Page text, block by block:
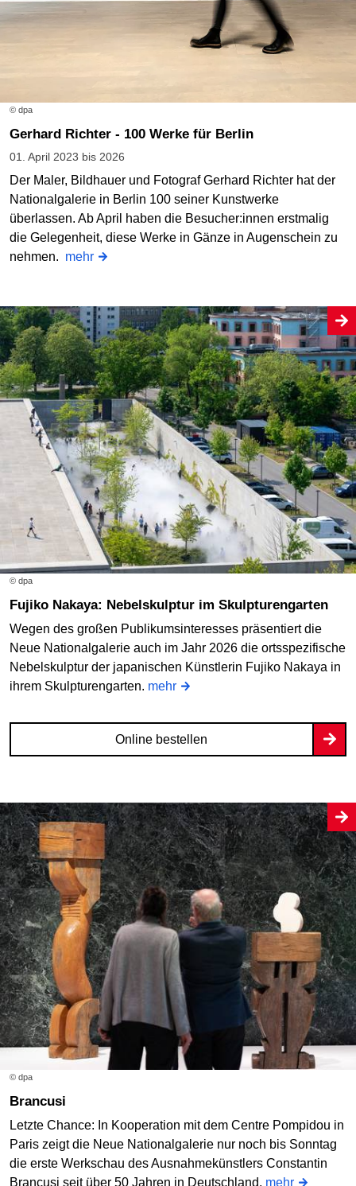
© dpa
Gerhard Richter - 100 Werke für Berlin
01. April 2023 bis 2026
Der Maler, Bildhauer und Fotograf Gerhard Richter hat der
Nationalgalerie in Berlin 100 seiner Kunstwerke
überlassen. Ab April haben die Besucher:innen erstmalig
die Gelegenheit, diese Werke in Gänze in Augenschein zu
nehmen. mehr
© dpa
Fujiko Nakaya: Nebelskulptur im Skulpturengarten
Wegen des großen Publikumsinteresses präsentiert die
Neue Nationalgalerie auch im Jahr 2026 die ortsspezifische
Nebelskulptur der japanischen Künstlerin Fujiko Nakaya in
ihrem Skulpturengarten. mehr
Online bestellen
© dpa
Brancusi
Letzte Chance: In Kooperation mit dem Centre Pompidou in
Paris zeigt die Neue Nationalgalerie nur noch bis Sonntag
die erste Werkschau des Ausnahmekünstlers Constantin
Brancusi seit über 50 Jahren in Deutschland. mehr